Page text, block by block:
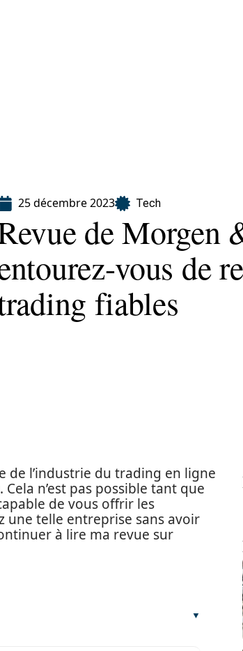
25 décembre 2023 Tech
de Morgen
vous de
fiables
l’industrie du trading en ligne
n’est pas possible tant que
de vous offrir les
une telle entreprise sans avoir
à lire ma revue sur